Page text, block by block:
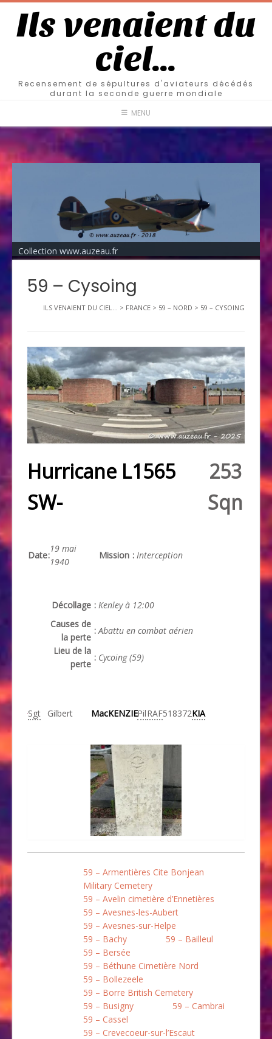
Ils venaient du
ciel…
Recensement de sépultures d'aviateurs décédés
durant la seconde guerre mondiale
MENU
Collection www.auzeau.fr
59 – Cysoing
ILS VENAIENT DU CIEL... > FRANCE > 59 – NORD > 59 – CYSOING
Hurricane L1565
SW-
253
Sqn
Date:
19 mai
1940
Mission : Interception
Décollage : Kenley à 12:00
Causes de
la perte
: Abattu en combat aérien
Lieu de la
perte
: Cycoing (59)
Sgt Gilbert MacKENZIEPilRAF518372KIA
59 – Armentières Cite Bonjean
Military Cemetery
59 – Avelin cimetière d’Ennetières
59 – Avesnes-les-Aubert
59 – Avesnes-sur-Helpe
59 – Bachy
59 – Bailleul
59 – Bersée
59 – Béthune Cimetière Nord
59 – Bollezeele
59 – Borre British Cemetery
59 – Busigny
59 – Cambrai
59 – Cassel
59 – Crevecoeur-sur-l’Escaut